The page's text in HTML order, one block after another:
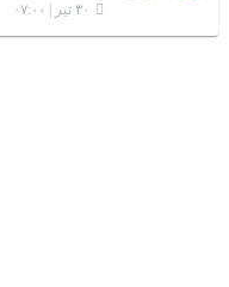
۳۰ تیر | ۰۷:۰۰